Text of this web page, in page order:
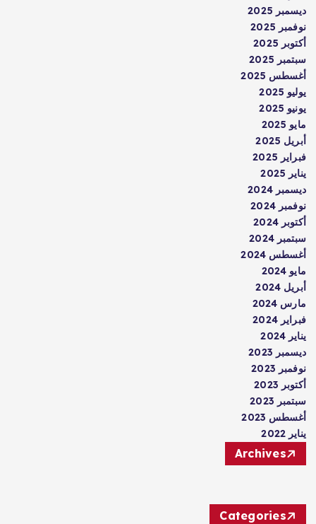
ديسمبر 2025
نوفمبر 2025
أكتوبر 2025
سبتمبر 2025
أغسطس 2025
يوليو 2025
يونيو 2025
مايو 2025
أبريل 2025
فبراير 2025
يناير 2025
ديسمبر 2024
نوفمبر 2024
أكتوبر 2024
سبتمبر 2024
أغسطس 2024
مايو 2024
أبريل 2024
مارس 2024
فبراير 2024
يناير 2024
ديسمبر 2023
نوفمبر 2023
أكتوبر 2023
سبتمبر 2023
أغسطس 2023
يناير 2022
Archives
Categories